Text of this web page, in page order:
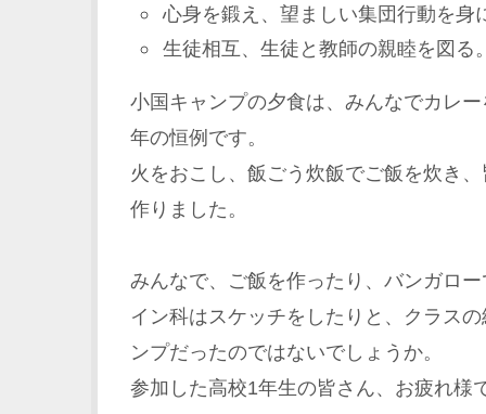
心身を鍛え、望ましい集団行動を身
生徒相互、生徒と教師の親睦を図る
小国キャンプの夕食は、みんなでカレ
年の恒例です。
火をおこし、飯ごう炊飯でご飯を炊き
作りました。
みんなで、ご飯を作ったり、バンガロ
イン科はスケッチをしたりと、クラス
ンプだったのではないでしょうか。
参加した高校1年生の皆さん、お疲れ様